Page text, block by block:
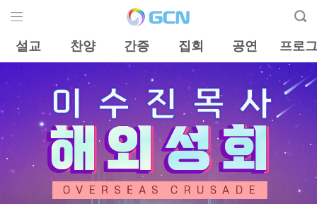
설교 찬양 간증 집회 공연 프로